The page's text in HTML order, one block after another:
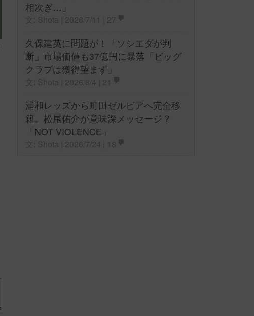
相次ぎ…」
久保建英に問題が！「ソシエダが判
断」市場価値も37億円に暴落「ビッグ
クラブは獲得望まず」
浦和レッズから町田ゼルビアへ完全移
籍。松尾佑介が意味深メッセージ？
「NOT VIOLENCE」